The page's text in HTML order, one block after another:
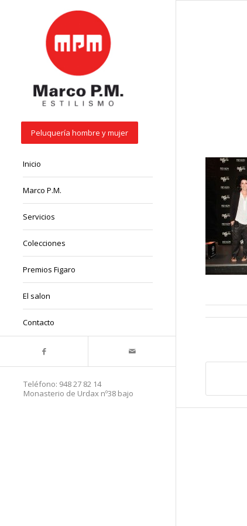
Peluquería hombre y mujer
Inicio
Marco P.M.
Servicios
Colecciones
Premios Figaro
El salon
Contacto
Teléfono: 948 27 82 14
Monasterio de Urdax nº38 bajo